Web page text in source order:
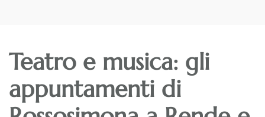
Teatro e musica: gli
appuntamenti di